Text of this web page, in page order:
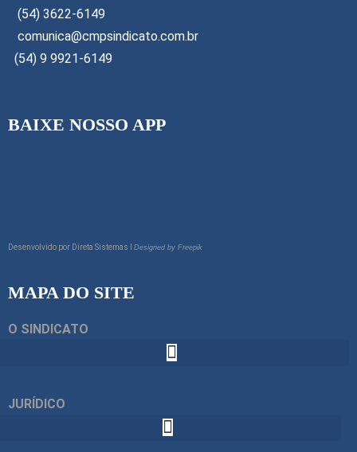
(54) 3622-6149
comunica@cmpsindicato.com.br
(54) 9 9921-6149
BAIXE NOSSO APP
Desenvolvido por Direta Sistemas I Designed by Freepik
MAPA DO SITE
O SINDICATO
JURÍDICO